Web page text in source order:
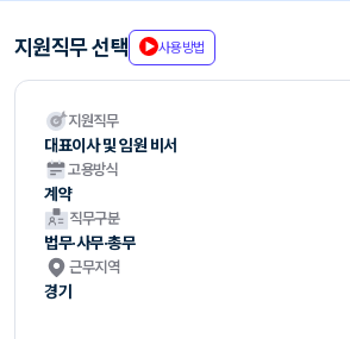
지원직무 선택 사용방법
지원직무
대표이사 및 임원 비서
고용방식
계약
직무구분
법무·사무·총무
근무지역
경기